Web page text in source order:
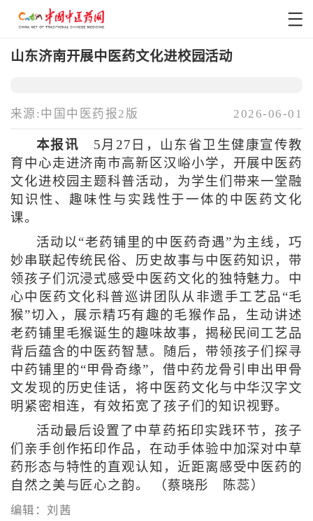
山东济南开展中医药文化进校园活动
来源:中国中医药报2版 2026-06-01
本报讯 5月27日，山东省卫生健康宣传教
育中心走进济南市高新区汉峪小学，开展中医药
文化进校园主题科普活动，为学生们带来一堂融
知识性、趣味性与实践性于一体的中医药文化
课。
活动以“老药铺里的中医药奇遇”为主线，巧
妙串联起传统民俗、历史故事与中医药知识，带
领孩子们沉浸式感受中医药文化的独特魅力。中
心中医药文化科普巡讲团队从非遗手工艺品“毛
猴”切入，展示精巧有趣的毛猴作品，生动讲述
老药铺里毛猴诞生的趣味故事，揭秘民间工艺品
背后蕴含的中医药智慧。随后，带领孩子们探寻
中药铺里的“甲骨奇缘”，借中药龙骨引申出甲骨
文发现的历史佳话，将中医药文化与中华汉字文
明紧密相连，有效拓宽了孩子们的知识视野。
活动最后设置了中草药拓印实践环节，孩子
们亲手创作拓印作品，在动手体验中加深对中草
药形态与特性的直观认知，近距离感受中医药的
自然之美与匠心之韵。 （蔡晓彤 陈蕊）
编辑：刘茜